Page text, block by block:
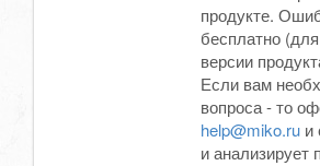
продукте.
бесплатно
версии
Если вам
вопроса - то
help@miko.ru и
и анализирует